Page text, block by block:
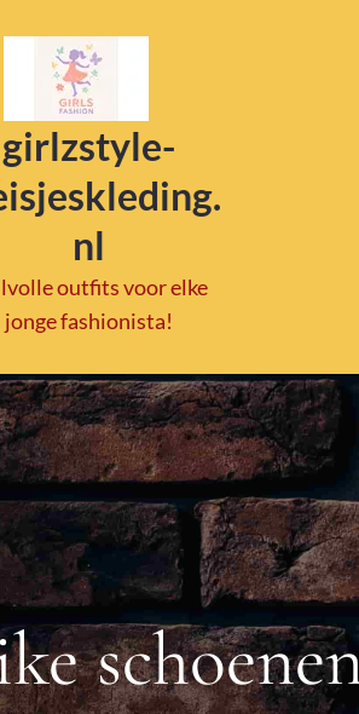
girlzstyle-
nl
outfits voor elke
jonge fashionista!